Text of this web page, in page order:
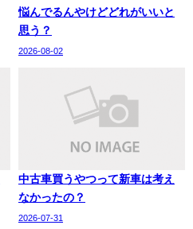
悩んでるんやけどどれがいいと
思う？
2026-08-02
中古車買うやつって新車は考え
なかったの？
2026-07-31